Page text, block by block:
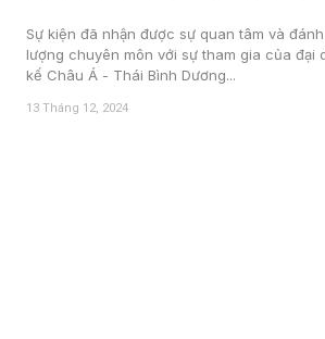
Sự kiện đã nhận được sự quan tâm và
lượng chuyên môn với sự tham gia của đại
kế Châu Á - Thái Bình Dương...
13 Tháng 12, 2024